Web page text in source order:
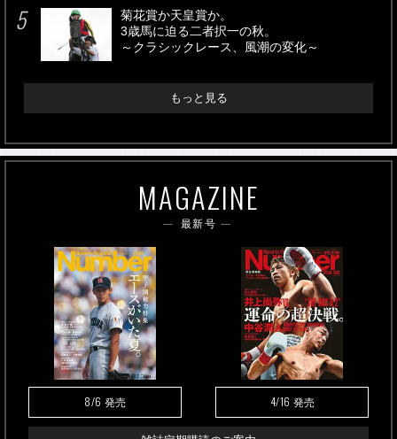
菊花賞か天皇賞か。
3歳馬に迫る二者択一の秋。
～クラシックレース、風潮の変化～
もっと見る
MAGAZINE
最新号
8/6 発売 4/16 発売